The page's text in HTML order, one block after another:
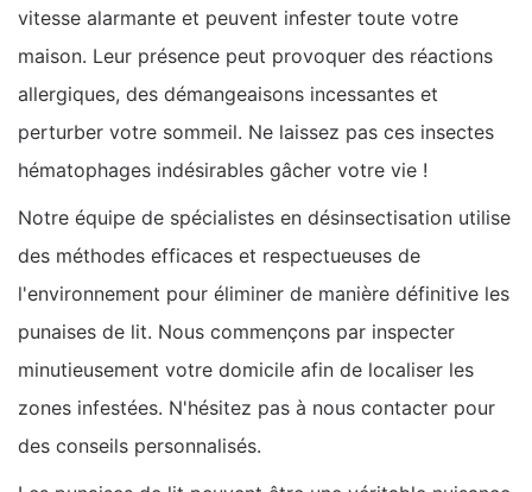
vitesse alarmante et peuvent infester toute votre
maison. Leur présence peut provoquer des réactions
allergiques, des démangeaisons incessantes et
perturber votre sommeil. Ne laissez pas ces insectes
hématophages indésirables gâcher votre vie !
Notre équipe de spécialistes en désinsectisation utilise
des méthodes efficaces et respectueuses de
l'environnement pour éliminer de manière définitive les
punaises de lit. Nous commençons par inspecter
minutieusement votre domicile afin de localiser les
zones infestées. N'hésitez pas à nous contacter pour
des conseils personnalisés.